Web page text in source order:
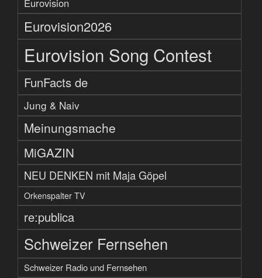
Eurovision2026
Eurovision Song Contest
FunFacts de
Jung & Naiv
Meinungsmache
MiGAZIN
NEU DENKEN mit Maja Göpel
Orkenspalter TV
re:publica
Schweizer Fernsehen
Schweizer Radio und Fernsehen